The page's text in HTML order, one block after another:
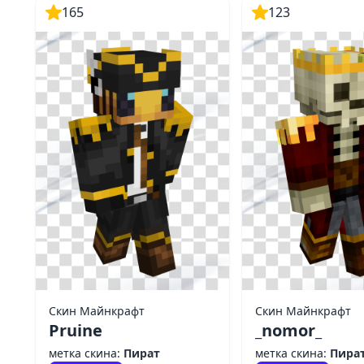
165
Скин Майнкрафт
Pruine
метка скина: Пират
123
Скин Майнкрафт
_nomor_
метка скина: